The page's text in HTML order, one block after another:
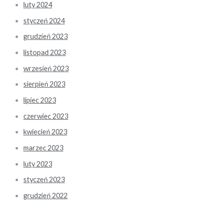
luty 2024
styczeń 2024
grudzień 2023
listopad 2023
wrzesień 2023
sierpień 2023
lipiec 2023
czerwiec 2023
kwiecień 2023
marzec 2023
luty 2023
styczeń 2023
grudzień 2022